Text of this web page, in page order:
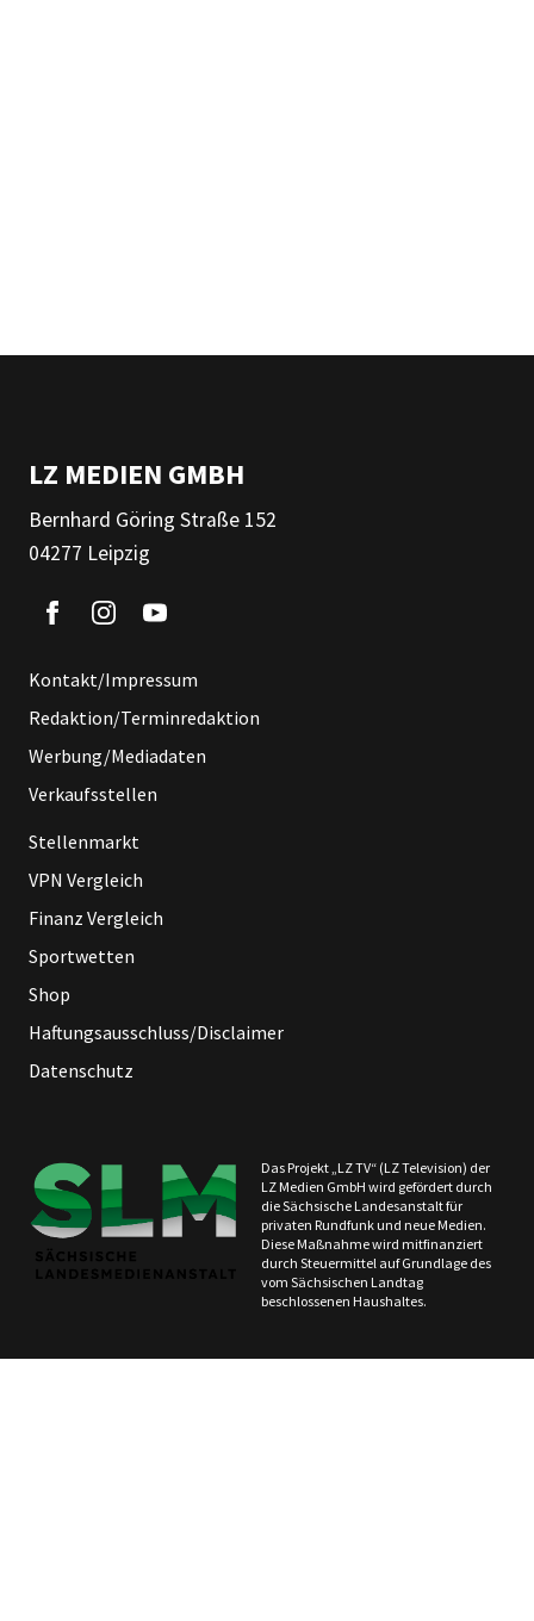
LZ MEDIEN GMBH
Bernhard Göring Straße 152
04277 Leipzig
Kontakt/Impressum
Redaktion/Terminredaktion
Werbung/Mediadaten
Verkaufsstellen
Stellenmarkt
VPN Vergleich
Finanz Vergleich
Sportwetten
Shop
Haftungsausschluss/Disclaimer
Datenschutz
Das Projekt „LZ TV“ (LZ Television) der
LZ Medien GmbH wird gefördert durch
die Sächsische Landesanstalt für
privaten Rundfunk und neue Medien.
Diese Maßnahme wird mitfinanziert
durch Steuermittel auf Grundlage des
vom Sächsischen Landtag
beschlossenen Haushaltes.